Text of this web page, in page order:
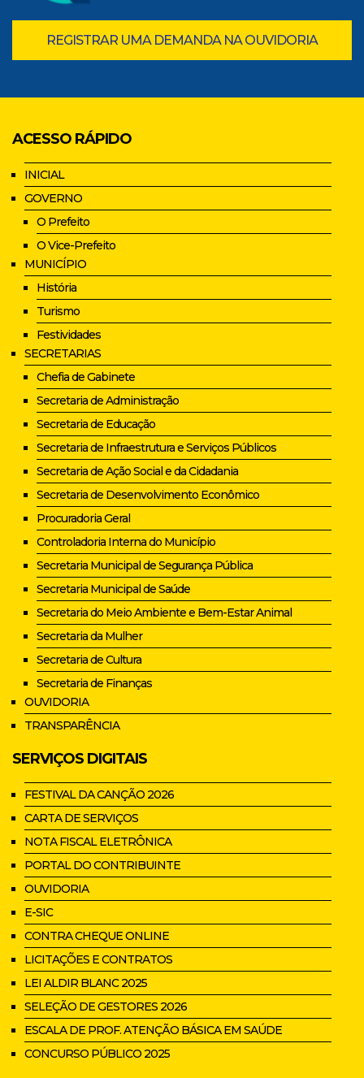
REGISTRAR UMA DEMANDA NA OUVIDORIA
ACESSO RÁPIDO
INICIAL
GOVERNO
O Prefeito
O Vice-Prefeito
MUNICÍPIO
História
Turismo
Festividades
SECRETARIAS
Chefia de Gabinete
Secretaria de Administração
Secretaria de Educação
Secretaria de Infraestrutura e Serviços Públicos
Secretaria de Ação Social e da Cidadania
Secretaria de Desenvolvimento Econômico
Procuradoria Geral
Controladoria Interna do Município
Secretaria Municipal de Segurança Pública
Secretaria Municipal de Saúde
Secretaria do Meio Ambiente e Bem-Estar Animal
Secretaria da Mulher
Secretaria de Cultura
Secretaria de Finanças
OUVIDORIA
TRANSPARÊNCIA
SERVIÇOS DIGITAIS
FESTIVAL DA CANÇÃO 2026
CARTA DE SERVIÇOS
NOTA FISCAL ELETRÔNICA
PORTAL DO CONTRIBUINTE
OUVIDORIA
E-SIC
CONTRA CHEQUE ONLINE
LICITAÇÕES E CONTRATOS
LEI ALDIR BLANC 2025
SELEÇÃO DE GESTORES 2026
ESCALA DE PROF. ATENÇÃO BÁSICA EM SAÚDE
CONCURSO PÚBLICO 2025